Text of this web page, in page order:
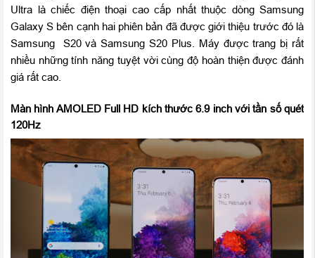
Ultra là chiếc điện thoại cao cấp nhất thuộc dòng Samsung
Galaxy S bên cạnh hai phiên bản đã được giới thiệu trước đó là
Samsung S20 và Samsung S20 Plus. Máy được trang bị rất
nhiều những tính năng tuyệt vời cùng độ hoàn thiện được đánh
giá rất cao.
Màn hình AMOLED Full HD kích thước 6.9 inch với tần số quét
120Hz